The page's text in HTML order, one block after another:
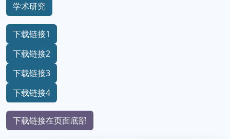
学术研究
下载链接1
下载链接2
下载链接3
下载链接4
下载链接在页面底部